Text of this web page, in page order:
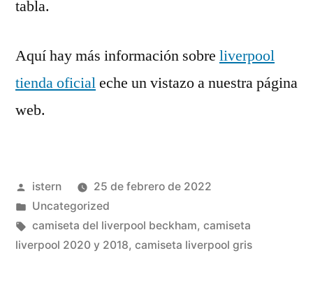
tabla.
Aquí hay más información sobre liverpool
tienda oficialeche un vistazo a nuestra página
web.
Publicado
por
istern
25 de febrero de 2022
Publicado
en
Uncategorized
Etiquetas:
camiseta del liverpool beckham, camiseta
liverpool 2020 y 2018, camiseta liverpool gris